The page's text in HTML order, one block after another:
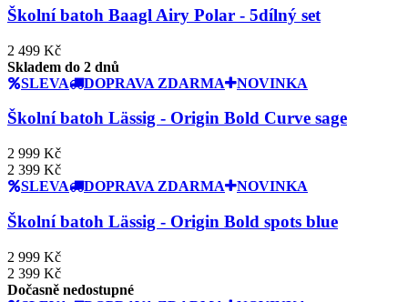
Školní batoh Baagl Airy Polar - 5dílný set
2 499 Kč
Skladem do 2 dnů
SLEVA
DOPRAVA ZDARMA NOVINKA
Školní batoh Lässig - Origin Bold Curve sage
2 999 Kč
2 399 Kč
SLEVA
DOPRAVA ZDARMA NOVINKA
Školní batoh Lässig - Origin Bold spots blue
2 999 Kč
2 399 Kč
Dočasně nedostupné